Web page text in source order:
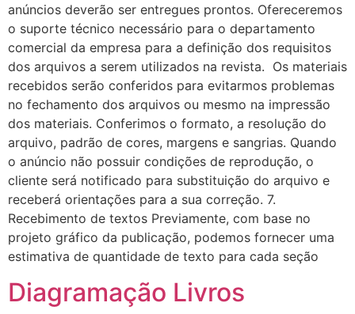
anúncios deverão ser entregues prontos. Ofereceremos
o suporte técnico necessário para o departamento
comercial da empresa para a definição dos requisitos
dos arquivos a serem utilizados na revista. Os materiais
recebidos serão conferidos para evitarmos problemas
no fechamento dos arquivos ou mesmo na impressão
dos materiais. Conferimos o formato, a resolução do
arquivo, padrão de cores, margens e sangrias. Quando
o anúncio não possuir condições de reprodução, o
cliente será notificado para substituição do arquivo e
receberá orientações para a sua correção. 7.
Recebimento de textos Previamente, com base no
projeto gráfico da publicação, podemos fornecer uma
estimativa de quantidade de texto para cada seção
Diagramação Livros